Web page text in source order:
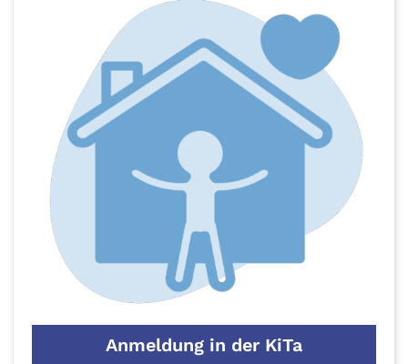
Anmeldung in der KiTa